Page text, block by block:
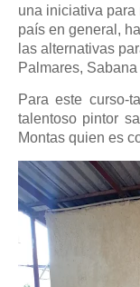
una iniciativa para
país en general,
las alternativas
Palmares,
Para este curso-
talentoso pintor
Montas quien es